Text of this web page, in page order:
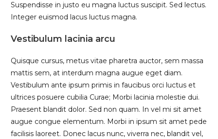
Suspendisse in justo eu magna luctus suscipit. Sed lectus.
Integer euismod lacus luctus magna.
Vestibulum lacinia arcu
Quisque cursus, metus vitae pharetra auctor, sem massa
mattis sem, at interdum magna augue eget diam.
Vestibulum ante ipsum primis in faucibus orci luctus et
ultrices posuere cubilia Curae; Morbi lacinia molestie dui.
Praesent blandit dolor. Sed non quam. In vel mi sit amet
augue congue elementum. Morbi in ipsum sit amet pede
facilisis laoreet. Donec lacus nunc, viverra nec, blandit vel,